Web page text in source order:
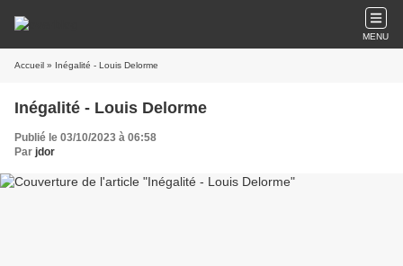
MENU
Accueil » Inégalité - Louis Delorme
Inégalité - Louis Delorme
Publié le 03/10/2023 à 06:58
Par jdor